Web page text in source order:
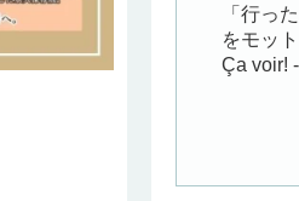
「行っ
をモッ
Ça voir!